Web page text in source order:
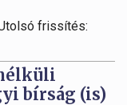
frissítés:
bírság (is)